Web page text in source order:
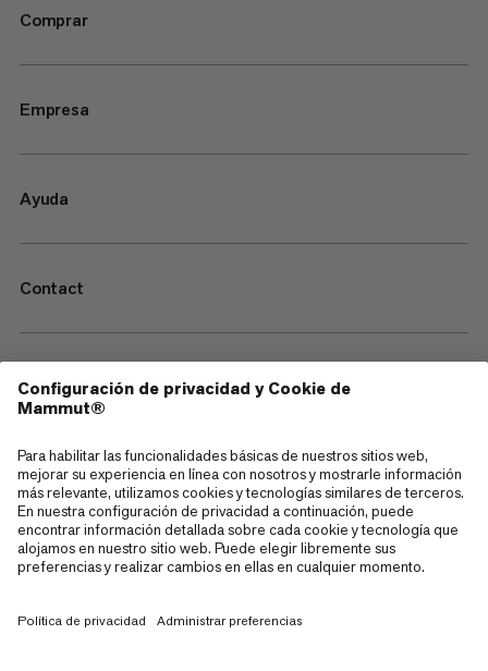
Comprar
Empresa
Ayuda
Contact
—
Sitemap
Cookies
Aviso legal